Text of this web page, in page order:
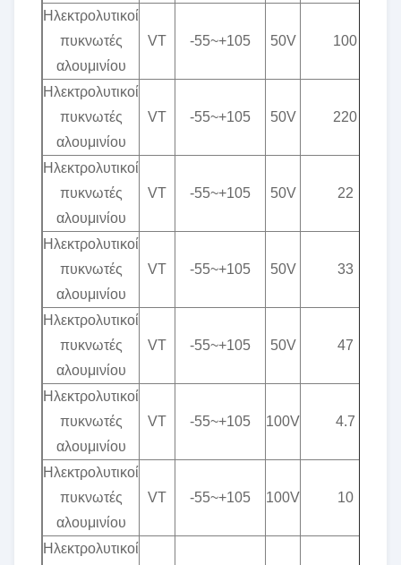
Ηλεκτρολυτικοί
πυκνωτές
αλουμινίου
VT -55~+105 50V 100
Ηλεκτρολυτικοί
πυκνωτές
αλουμινίου
VT -55~+105 50V 220
Ηλεκτρολυτικοί
πυκνωτές
αλουμινίου
VT -55~+105 50V 22
Ηλεκτρολυτικοί
πυκνωτές
αλουμινίου
VT -55~+105 50V 33
Ηλεκτρολυτικοί
πυκνωτές
αλουμινίου
VT -55~+105 50V 47
Ηλεκτρολυτικοί
πυκνωτές
αλουμινίου
VT -55~+105 100V 4.7
Ηλεκτρολυτικοί
πυκνωτές
αλουμινίου
VT -55~+105 100V 10
Ηλεκτρολυτικοί